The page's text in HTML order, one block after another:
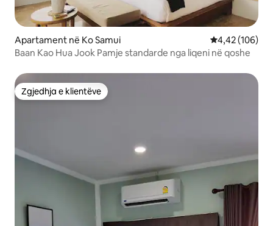
Apartament në Ko Samui Vlerësimi
4,42 (106)
Baan Kao Hua Jook Pamje standarde nga liqeni në qoshe
Zgjedhja e klientëve
Zgjedhja e klientëve